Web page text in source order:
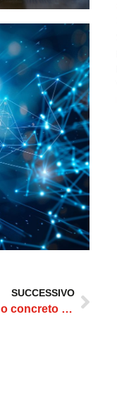
SUCCESSIVO
Solari aderisce alla Carta di Lorenzo: un impegno concreto per la sicurezza dei giovani